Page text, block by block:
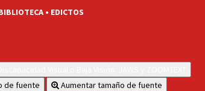
• EDICTOS
de fuente
Aumentar tamaño de fuente